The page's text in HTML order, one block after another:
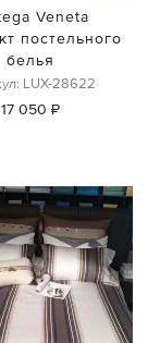
Veneta
постельного
белья
LUX-28622
17 050 ₽